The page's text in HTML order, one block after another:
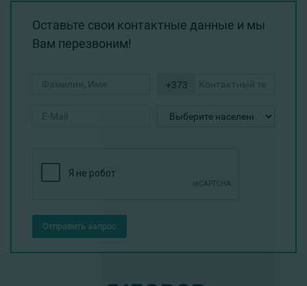
Оставьте свои контактные данные и мы
Вам перезвоним!
+373
Отправить запрос